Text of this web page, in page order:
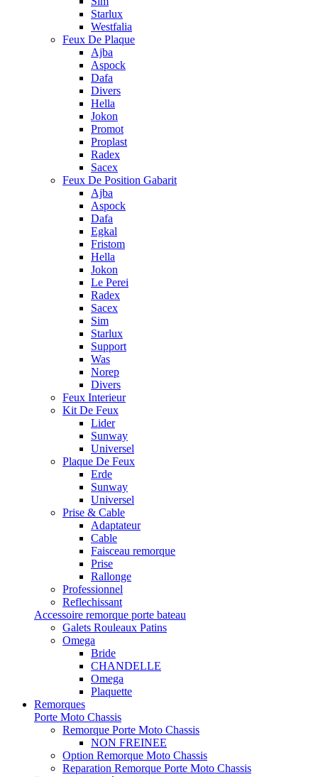
Starlux
Westfalia
Feux De Plaque
Ajba
Aspock
Dafa
Divers
Hella
Jokon
Promot
Proplast
Radex
Sacex
Feux De Position Gabarit
Ajba
Aspock
Dafa
Egkal
Fristom
Hella
Jokon
Le Perei
Radex
Sacex
Sim
Starlux
Support
Was
Norep
Divers
Feux Interieur
Kit De Feux
Lider
Sunway
Universel
Plaque De Feux
Erde
Sunway
Universel
Prise & Cable
Adaptateur
Cable
Faisceau remorque
Prise
Rallonge
Professionnel
Reflechissant
Accessoire remorque porte bateau
Galets Rouleaux Patins
Omega
Bride
CHANDELLE
Omega
Plaquette
Remorques
Porte Moto Chassis
Remorque Porte Moto Chassis
NON FREINEE
Option Remorque Moto Chassis
Reparation Remorque Porte Moto Chassis